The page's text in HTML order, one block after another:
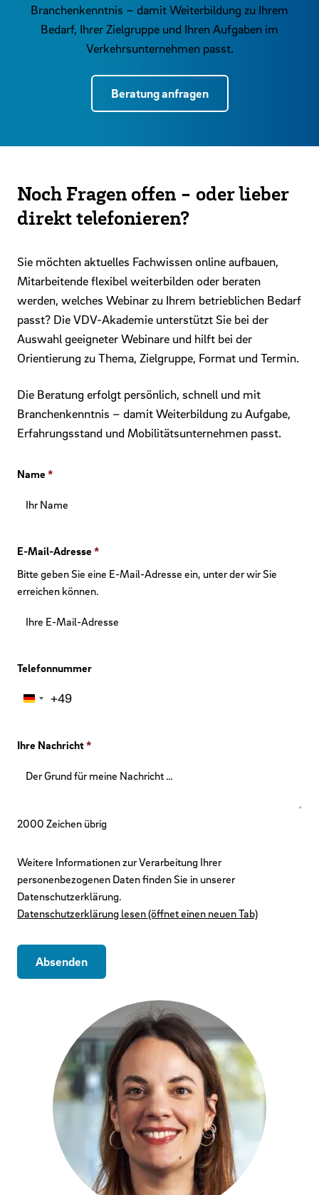
Branchenkenntnis – damit Weiterbildung zu Ihrem
Bedarf, Ihrer Zielgruppe und Ihren Aufgaben im
Verkehrsunternehmen passt.
Beratung anfragen
Noch Fragen offen - oder lieber
direkt telefonieren?
Sie möchten aktuelles Fachwissen online aufbauen,
Mitarbeitende flexibel weiterbilden oder beraten
werden, welches Webinar zu Ihrem betrieblichen Bedarf
passt? Die VDV-Akademie unterstützt Sie bei der
Auswahl geeigneter Webinare und hilft bei der
Orientierung zu Thema, Zielgruppe, Format und Termin.
Die Beratung erfolgt persönlich, schnell und mit
Branchenkenntnis – damit Weiterbildung zu Aufgabe,
Erfahrungsstand und Mobilitätsunternehmen passt.
Name *
E-Mail-Adresse *
Bitte geben Sie eine E-Mail-Adresse ein, unter der wir Sie
erreichen können.
Telefonnummer
Germany
+49
Ihre Nachricht*
2000 Zeichen übrig
Weitere Informationen zur Verarbeitung Ihrer
personenbezogenen Daten finden Sie in unserer
Datenschutzerklärung.
Datenschutzerklärung lesen (öffnet einen neuen Tab)
Absenden